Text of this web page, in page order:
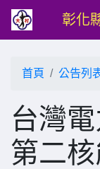
彰化
首頁 公告列
台灣
第二